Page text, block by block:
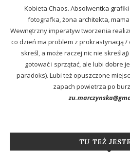
Kobieta Chaos. Absolwentka grafiki
fotografka, żona architekta,
Wewnętrzny imperatyw tworzenia
co dzień ma problem z prokrastynacją
skreśl, a może raczej nic nie
gotować i sprzątać, ale lubi dobre
paradoks). Lubi też opuszczone
zapach powietrza po
TU TEŻ